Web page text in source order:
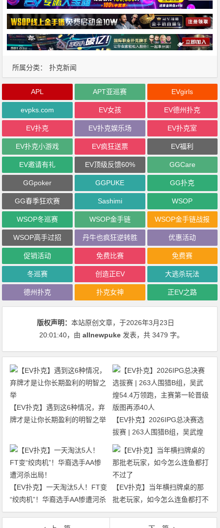
所属分类： 扑克新闻
APL APT亚巡赛 EVgirls
evpks.com EV女孩 EV德州扑克
EV扑克 EV扑克娱乐场 EV扑克室
EV扑克小游戏 EV疯狂送票 EV福利
EV邀请有礼 EV顶级反馈60% GGCare
GGpoker GGPUKE GG扑克
GG春季狂欢赛 Sashimi WSOP
WSOP冬巡赛 WSOP金手链 WSOP金手链战报
WSOP高手过招 丹牛也疯狂逆转胜 优惠活动
促销活动 免费比赛 免费赛
冬巡赛 创造正EV 大逃杀玩法
德州扑克 扑克女神 正EV之路
版权声明：本站原创文章，于2026年3月23日
20:01:40，由allnewpuke 发表，共 3479 字。
【EV扑克】遇到这6种情况，弃
牌才是让你长期盈利的明智之举
【EV扑克】2026IPG总决赛选
拔赛 | 263人围猎B组，吴武煌
54.4万领跑，主赛第一轮晋级版
【EV扑克】一天淘汰5人！FT变
“绞肉机”！华裔选手AA惨遭河杀
出局！
【EV扑克】当年横扫牌桌的那
批老玩家，如今怎么连鱼都打不
过了